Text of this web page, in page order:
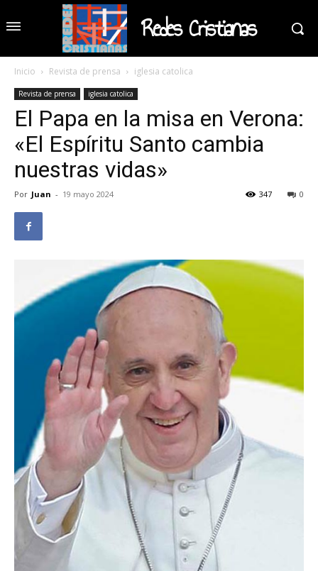
Redes Cristianas
Inicio Revista de prensa iglesia catolica
Revista de prensa iglesia catolica
El Papa en la misa en Verona:
«El Espíritu Santo cambia
nuestras vidas»
Por Juan - 19 mayo 2024 0
347